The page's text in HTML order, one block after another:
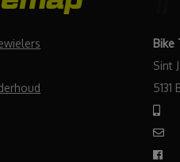
Bike
Sint
5131